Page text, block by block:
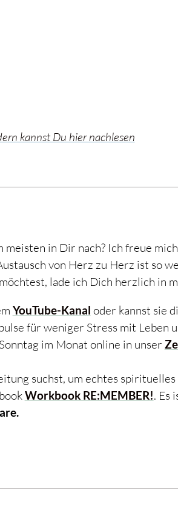
kannst Du hier nachlesen
in Dir nach? Ich freue
von Herz zu Herz ist so
lade ich Dich herzlich in
YouTube-Kanal oder kannst sie
für weniger Stress mit Leben
im Monat online in unser
suchst, um echtes
Workbook RE:MEMBER!. Es